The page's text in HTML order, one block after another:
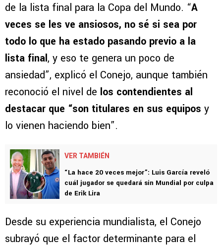
de la lista final para la Copa del Mundo. “A
veces se les ve ansiosos, no sé si sea por
todo lo que ha estado pasando previo a la
lista final, y eso te genera un poco de
ansiedad”, explicó el Conejo, aunque también
reconoció el nivel de los contendientes al
destacar que “son titulares en sus equipos y
lo vienen haciendo bien”.
VER TAMBIÉN
“La hace 20 veces mejor”: Luis García reveló
cuál jugador se quedará sin Mundial por culpa
de Erik Lira
Desde su experiencia mundialista, el Conejo
subrayó que el factor determinante para el